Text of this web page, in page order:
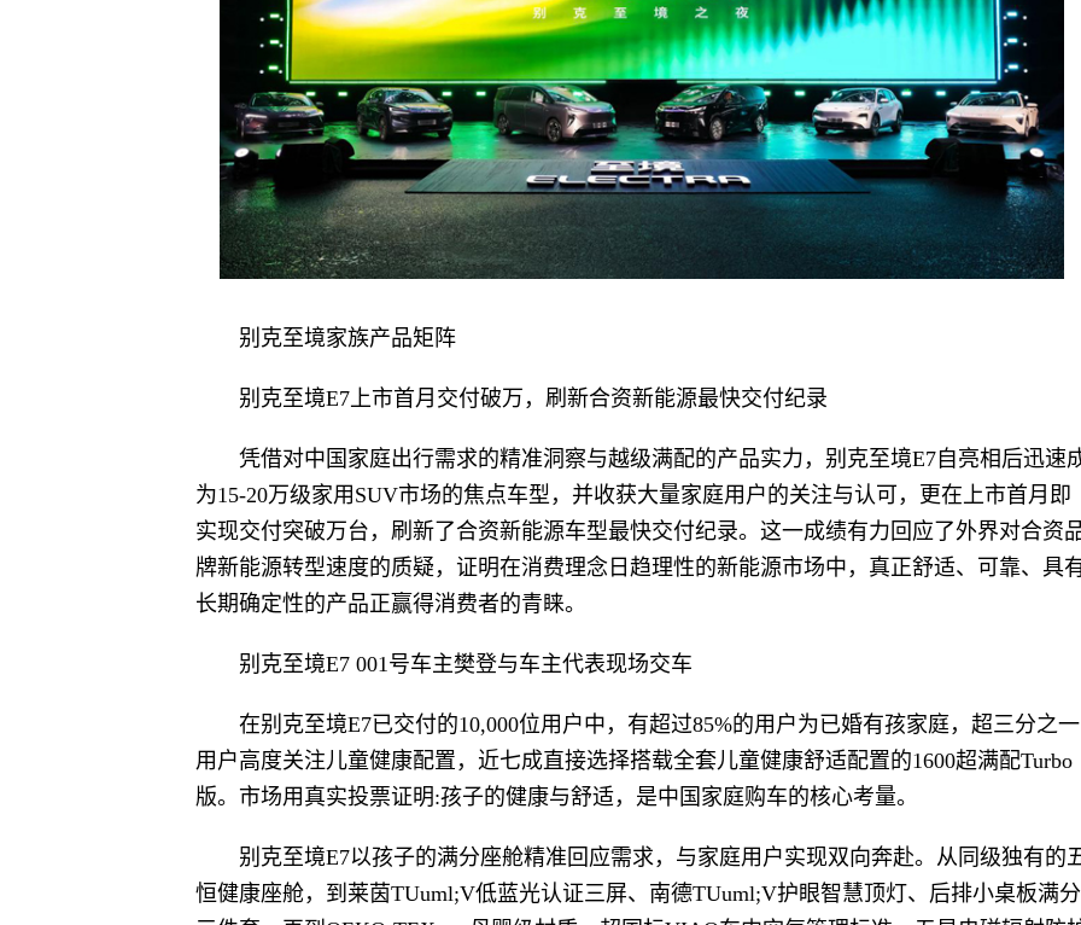
别克至境家族产品矩阵
别克至境E7上市首月交付破万，刷新合资新能源最快交付纪录
凭借对中国家庭出行需求的精准洞察与越级满配的产品实力，别克至境E7自亮相后迅速
为15-20万级家用SUV市场的焦点车型，并收获大量家庭用户的关注与认可，更在上市首月即
实现交付突破万台，刷新了合资新能源车型最快交付纪录。这一成绩有力回应了外界对合资
牌新能源转型速度的质疑，证明在消费理念日趋理性的新能源市场中，真正舒适、可靠、具
长期确定性的产品正赢得消费者的青睐。
别克至境E7 001号车主樊登与车主代表现场交车
在别克至境E7已交付的10,000位用户中，有超过85%的用户为已婚有孩家庭，超三分之一
用户高度关注儿童健康配置，近七成直接选择搭载全套儿童健康舒适配置的1600超满配Turbo
版。市场用真实投票证明:孩子的健康与舒适，是中国家庭购车的核心考量。
别克至境E7以孩子的满分座舱精准回应需求，与家庭用户实现双向奔赴。从同级独有的
恒健康座舱，到莱茵TUuml;V低蓝光认证三屏、南德TUuml;V护眼智慧顶灯、后排小桌板满分